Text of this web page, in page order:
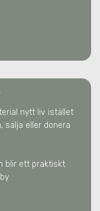
nytt liv istället
sälja eller donera
blir ett praktiskt
.